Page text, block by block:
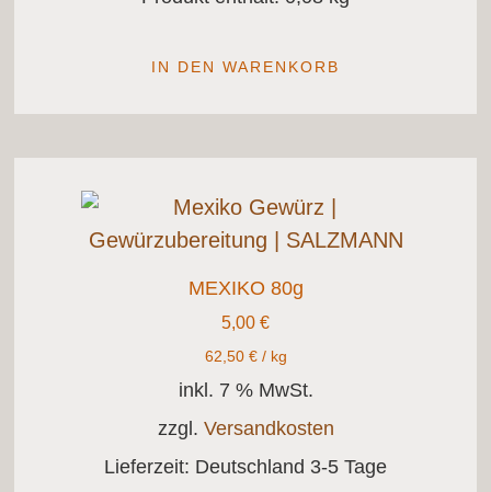
IN DEN WARENKORB
MEXIKO 80g
5,00 €
62,50 €/ kg
inkl. 7 % MwSt.
zzgl. Versandkosten
Lieferzeit: Deutschland 3-5 Tage